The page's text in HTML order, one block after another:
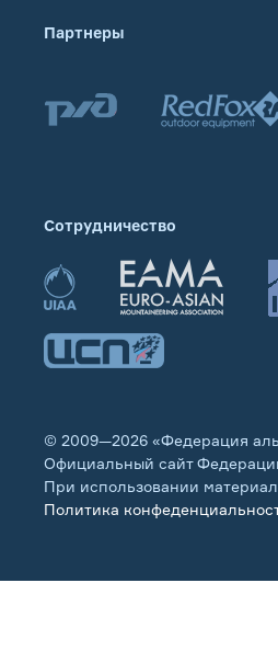
Партнеры
Сотрудничество
© 2009—2026 «Федерация
Официальный сайт
При использовании
Политика